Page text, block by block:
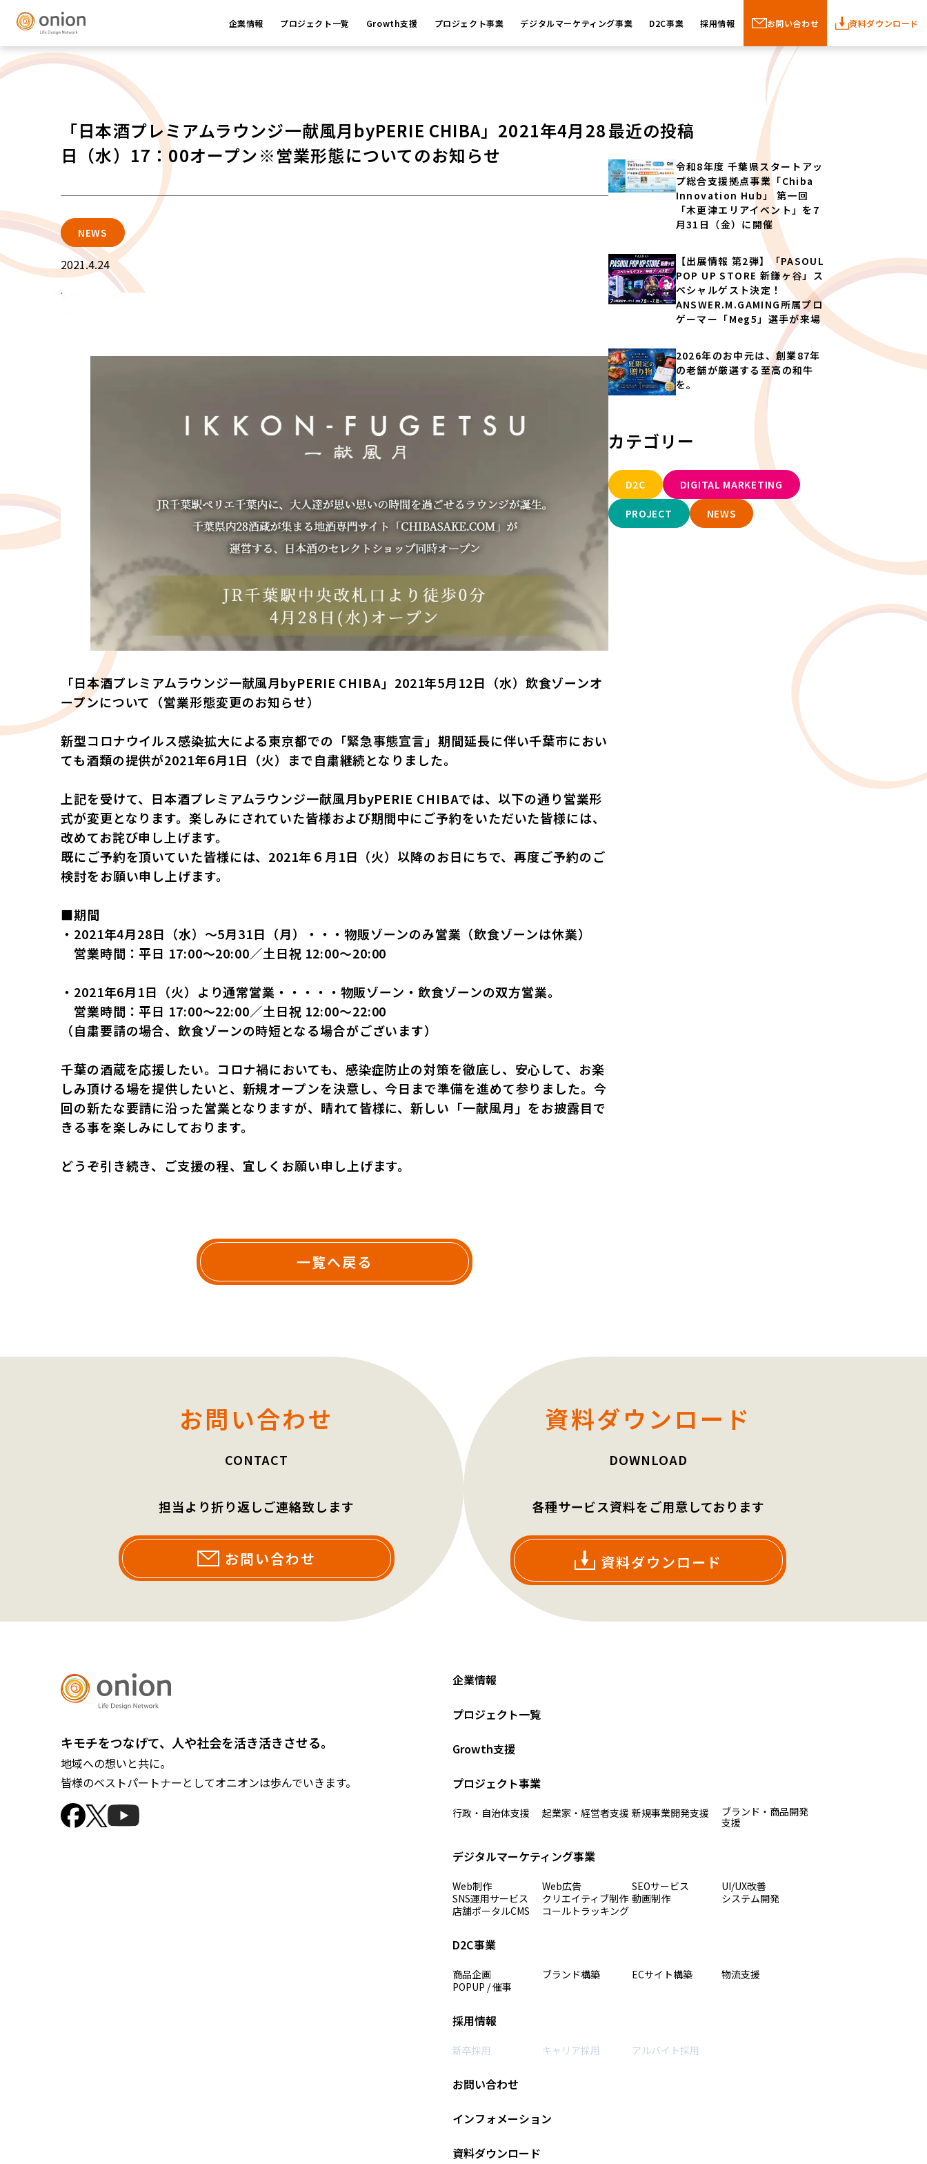
企業情報 プロジェクト一覧 Growth支援 プロジェクト事業 デジタルマーケティング事業 D2C事業 採用情報 お問い合わせ 資料ダウンロード
「日本酒プレミアムラウンジ一献風月byPERIE CHIBA」2021年4月28
日（水）17：00オープン※営業形態についてのお知らせ
NEWS
2021.4.24
「日本酒プレミアムラウンジ一献風月byPERIE CHIBA」2021年5月12日（水）飲食ゾーンオ
ープンについて（営業形態変更のお知らせ）
新型コロナウイルス感染拡大による東京都での「緊急事態宣言」期間延長に伴い千葉市におい
ても酒類の提供が2021年6月1日（火）まで自粛継続となりました。
上記を受けて、日本酒プレミアムラウンジ一献風月byPERIE CHIBAでは、以下の通り営業形
式が変更となります。楽しみにされていた皆様および期間中にご予約をいただいた皆様には、
改めてお詫び申し上げます。
既にご予約を頂いていた皆様には、2021年６月1日（火）以降のお日にちで、再度ご予約のご
検討をお願い申し上げます。
■期間
・2021年4月28日（水）〜5月31日（月）・・・物販ゾーンのみ営業（飲食ゾーンは休業）
営業時間：平⽇ 17:00〜20:00／⼟⽇祝 12:00〜20:00
・2021年6月1日（火）より通常営業・・・・・物販ゾーン・飲食ゾーンの双方営業。
営業時間：平⽇ 17:00〜22:00／⼟⽇祝 12:00〜22:00
（自粛要請の場合、飲食ゾーンの時短となる場合がございます）
千葉の酒蔵を応援したい。コロナ禍においても、感染症防止の対策を徹底し、安心して、お楽
しみ頂ける場を提供したいと、新規オープンを決意し、今日まで準備を進めて参りました。今
回の新たな要請に沿った営業となりますが、晴れて皆様に、新しい「一献風月」をお披露目で
きる事を楽しみにしております。
どうぞ引き続き、ご支援の程、宜しくお願い申し上げます。
一覧へ戻る
最近の投稿
令和8年度 千葉県スタートアッ
プ総合支援拠点事業「Chiba
Innovation Hub」 第一回
「木更津エリアイベント」を7
月31日（金）に開催
【出展情報 第2弾】「PASOUL
POP UP STORE 新鎌ヶ谷」ス
ペシャルゲスト決定！
ANSWER.M.GAMING所属プロ
ゲーマー「Meg5」選手が来場
2026年のお中元は、創業87年
の老舗が厳選する至高の和牛
を。
カテゴリー
D2C DIGITAL MARKETING
PROJECT NEWS
お問い合わせ
CONTACT
担当より折り返しご連絡致します
お問い合わせ
資料ダウンロード
DOWNLOAD
各種サービス資料をご用意しております
資料ダウンロード
キモチをつなげて、人や社会を活き活きさせる。
地域への想いと共に。
皆様のベストパートナーとしてオニオンは歩んでいきます。
企業情報
プロジェクト一覧
Growth支援
プロジェクト事業
行政・自治体支援 起業家・経営者支援 新規事業開発支援
ブランド・商品開発
支援
デジタルマーケティング事業
Web制作 Web広告 SEOサービス
UI/UX改善
SNS運用サービス
クリエイティブ制作 動画制作
システム開発
店舗ポータルCMS
コールトラッキング
D2C事業
商品企画 ブランド構築 ECサイト構築
物流支援
POPUP / 催事
採用情報
新卒採用 キャリア採用 アルバイト採用
お問い合わせ
インフォメーション
資料ダウンロード